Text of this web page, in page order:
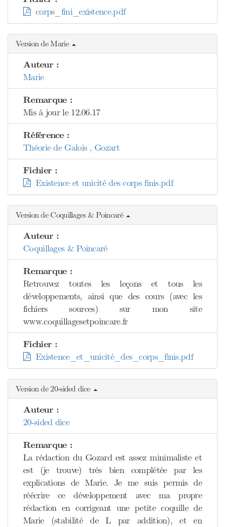
corps_fini_existence.pdf
Version de Marie
Auteur :
Marie
Remarque :
Mis à jour le 12.06.17
Référence :
Théorie de Galois , Gozart
Fichier :
Existence et unicité des corps finis.pdf
Version de Coquillages & Poincaré
Auteur :
Coquillages & Poincaré
Remarque :
Retrouvez toutes les leçons et tous les
développements, ainsi que des cours (avec les
fichiers sources) sur mon site
www.coquillagesetpoincare.fr
Fichier :
Existence_et_unicité_des_corps_finis.pdf
Version de 20-sided dice
Auteur :
20-sided dice
Remarque :
La rédaction du Gozard est assez minimaliste et
est (je trouve) très bien complétée par les
explications de Marie. Je me suis permis de
réécrire ce développement avec ma propre
rédaction en corrigeant une petite coquille de
Marie (stabilité de L par addition), et en